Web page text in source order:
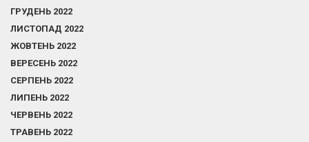
ГРУДЕНЬ 2022
ЛИСТОПАД 2022
ЖОВТЕНЬ 2022
ВЕРЕСЕНЬ 2022
СЕРПЕНЬ 2022
ЛИПЕНЬ 2022
ЧЕРВЕНЬ 2022
ТРАВЕНЬ 2022